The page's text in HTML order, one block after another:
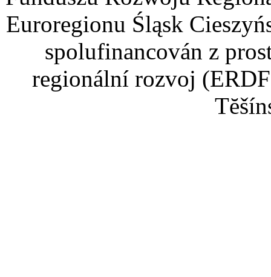
Euroregionu Śląsk
spolufinancován z
regionální rozvoj